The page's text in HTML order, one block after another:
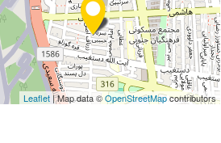
Leaflet| Map data ©OpenStreetMapcontributors